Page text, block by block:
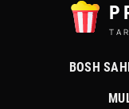
BOSH